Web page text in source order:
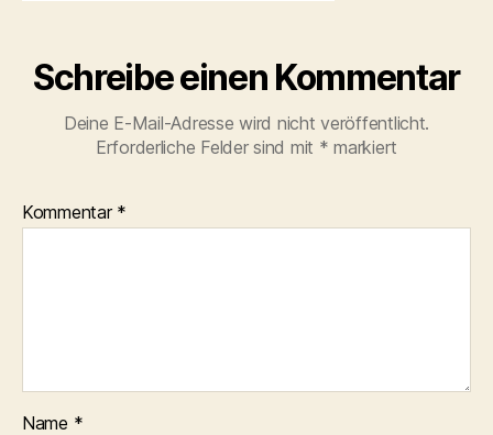
Schreibe einen Kommentar
Deine E-Mail-Adresse wird nicht veröffentlicht.
Erforderliche Felder sind mit * markiert
Kommentar *
Name *